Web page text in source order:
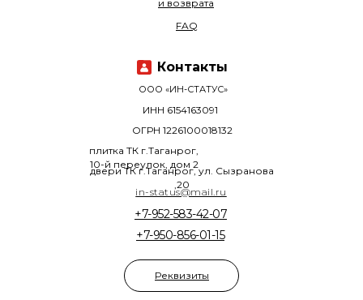
+7-950-856-01-15
+7-952-583-42-07
ООО «ИН-СТАТУС»
плитка ТК г.Таганрог,
10-й переулок, дом 2
двери ТК г.Таганрог, ул. Сызранова
,20
ОГРН 1226100018132
ИНН 6154163091
и возврата
FAQ
in-status@mail.ru
Контакты
Реквизиты